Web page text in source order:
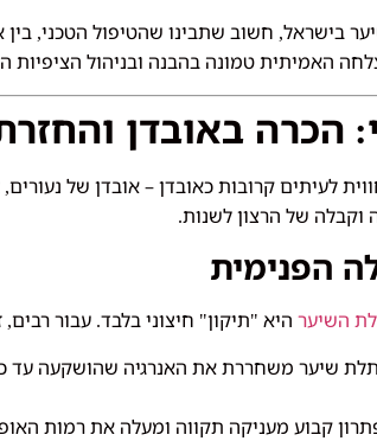
בישראל, חשוב שתבינו שהטיפול הטכני,
האמיתית טמונה בהבנה ובניהול הציפיות
: הכרה באובדן
לעיתים קרובות כאובדן – אובדן של נעורים,
וקבלה של הרצון לשנות.
הפנימית
השיער היא "תיקון" חיצוני בלבד. עבור רבים,
שיער משחררת את האנרגיה שהושקעה עד
קבוע מעניקה תקווה ומעלה את רמות